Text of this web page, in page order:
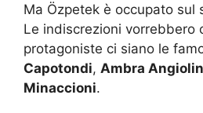
Ma Özpetek è occupato sul
Le indiscrezioni vorrebbero
protagoniste ci siano le
Capotondi, Ambra
Minaccioni.